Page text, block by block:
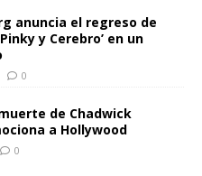
anuncia el regreso de
y Cerebro’ en un
0
de Chadwick
a Hollywood
0